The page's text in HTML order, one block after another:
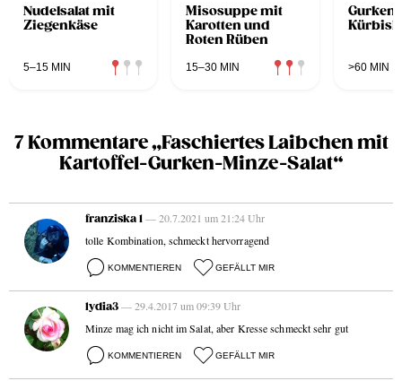
Nudelsalat mit
Ziegenkäse
5–15 MIN
Misosuppe mit
Karotten und
Roten Rüben
15–30 MIN >60 MIN
7 Kommentare „Faschiertes Laibchen mit
Kartoffel-Gurken-Minze-Salat“
franziska 1— 20.7.2021 um 21:24 Uhr
tolle Kombination, schmeckt hervorragend
KOMMENTIEREN GEFÄLLT MIR
lydia3— 29.4.2017 um 09:39 Uhr
Minze mag ich nicht im Salat, aber Kresse schmeckt sehr gut
KOMMENTIEREN GEFÄLLT MIR